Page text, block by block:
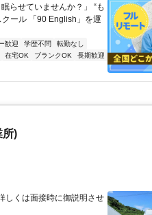
らせていませんか？」 “も
ール 「90 English」を運
歓迎 学歴不問
転勤なし
在宅OK ブランクOK
長期歓迎
所)
しくは面接時に御説明させ